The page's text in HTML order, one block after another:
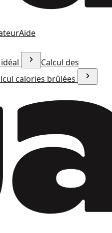
Aide
Calcul des
calories brûlées